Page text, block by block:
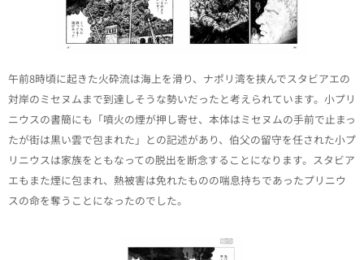
午前8時頃に起きた火砕流は海上を滑り、ナポリ湾を挟んでスタビアエの
対岸のミセヌムまで到達しそうな勢いだったと考えられています。小プリ
ニウスの書簡にも「噴火の煙が押し寄せ、本体はミセヌムの手前で止まっ
たが街は黒い雲で包まれた」との記述があり、伯父の留守を任された小プ
リニウスは家族をともなっての脱出を断念することになります。スタビア
エもまた煙に包まれ、熱被害は免れたものの喘息持ちであったプリニウ
スの命を奪うことになったのでした。